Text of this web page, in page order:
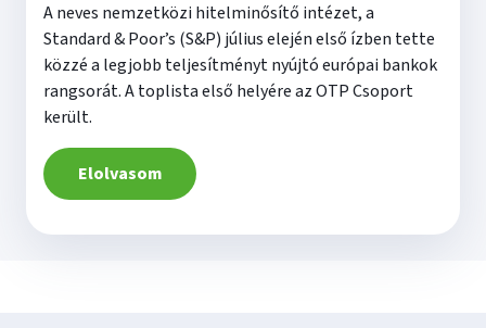
A neves nemzetközi hitelminősítő intézet, a
Standard & Poor’s (S&P) július elején első ízben tette
közzé a legjobb teljesítményt nyújtó európai bankok
rangsorát. A toplista első helyére az OTP Csoport
került.
Elolvasom